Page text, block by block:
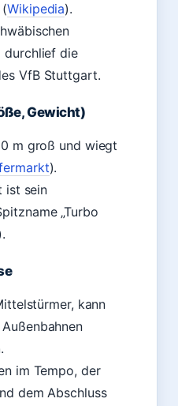
(Wikipedia).
durchlief die
VfB Stuttgart.
Gewicht)
m groß und wiegt
).
ist sein
„Turbo
kann
im Tempo, der
dem Abschluss